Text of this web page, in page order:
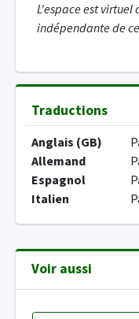
L'espace est virtuel
indépendante de
Traductions
Anglais (GB)
Allemand
Espagnol
Italien
Voir aussi